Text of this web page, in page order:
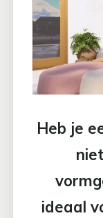
Heb je
ideaal